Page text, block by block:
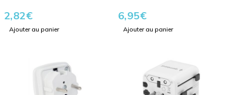
2,82€
Ajouter au panier
6,95€
Ajouter au panier